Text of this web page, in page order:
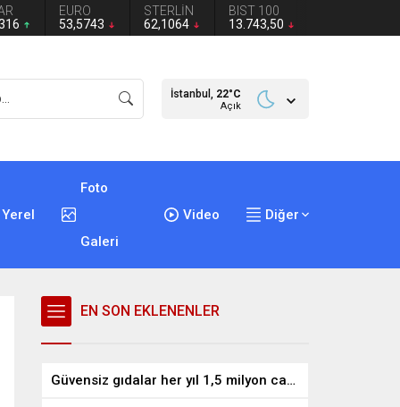
EURO
53,5743
STERLİN
62,1064
BIST 100
13.743,50
İstanbul, 22°C
Açık
Yerel
Foto
Galeri
Video Diğer
EN SON EKLENENLER
Güvensiz gıdalar her yıl 1,5 milyon can alıyor